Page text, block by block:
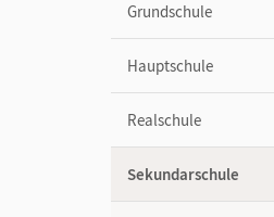
Grundschule
Hauptschule
Realschule
Sekundarschule